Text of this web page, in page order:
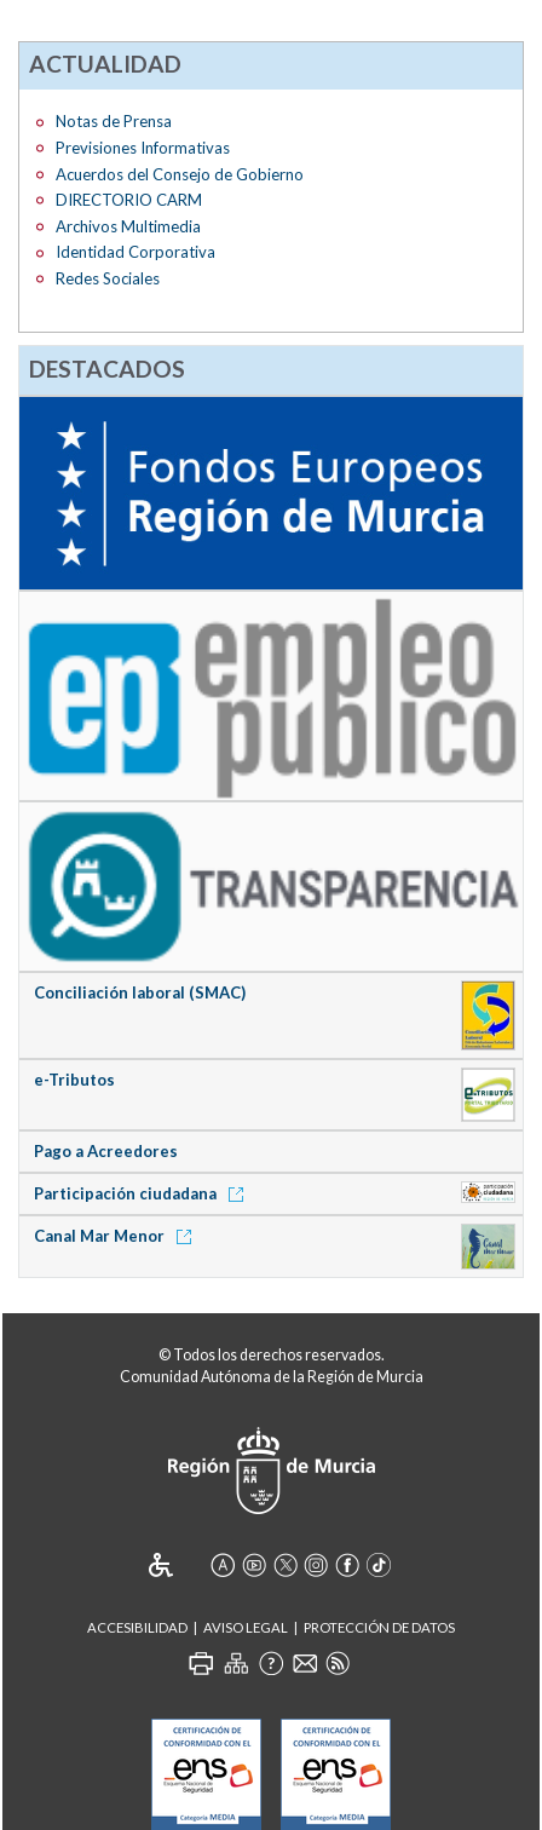
ACTUALIDAD
Notas de Prensa
Previsiones Informativas
Acuerdos del Consejo de Gobierno
DIRECTORIO CARM
Archivos Multimedia
Identidad Corporativa
Redes Sociales
DESTACADOS
Conciliación laboral (SMAC)
e-Tributos
Pago a Acreedores
Participación ciudadana
Canal Mar Menor
© Todos los derechos reservados.
Comunidad Autónoma de la Región de Murcia
ACCESIBILIDAD AVISO LEGAL PROTECCIÓN DE DATOS